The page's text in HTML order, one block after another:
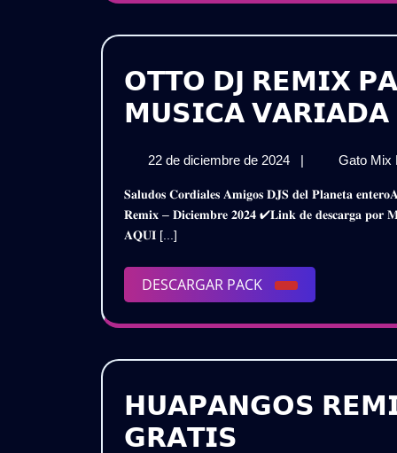
𝗢𝗧𝗧𝗢 𝗗𝗝 𝗥𝗘𝗠𝗜𝗫
𝗠𝗨𝗦𝗜𝗖𝗔 𝗩𝗔𝗥𝗜𝗔𝗗𝗔
22 de diciembre de 2024
22
diciembre
de
| Gato Mix
𝐒𝐚𝐥𝐮𝐝𝐨𝐬 𝐂𝐨𝐫𝐝𝐢𝐚𝐥𝐞𝐬 𝐀𝐦𝐢𝐠𝐨𝐬 𝐃𝐉𝐒 𝐝𝐞𝐥 𝐏𝐥𝐚𝐧𝐞𝐭𝐚 𝐞𝐧𝐭𝐞𝐫𝐨𝐀𝐪𝐮𝐢 𝐥𝐞𝐬 𝐏𝐫𝐞𝐬𝐞𝐧𝐭𝐨 𝐞𝐬𝐭𝐞 𝐌𝐞𝐠𝐚 𝐏𝐚𝐜𝐤 𝐌𝐮𝐬𝐢𝐜𝐚𝐥 𝐕𝐚𝐫𝐢𝐚𝐝𝐨𝐎𝐭𝐭𝐨 𝐃𝐣
𝐑𝐞𝐦𝐢𝐱 – 𝐃𝐢𝐜𝐢𝐞𝐦𝐛𝐫𝐞 𝟐𝟎𝟐𝟒 ✔𝐋𝐢𝐧𝐤 𝐝𝐞 𝐝𝐞𝐬𝐜𝐚𝐫𝐠𝐚
𝐀𝐐𝐔𝐈 [...]
DESCARGAR PACK
DESCARGAR
PACK
𝗛𝗨𝗔𝗣𝗔𝗡𝗚𝗢𝗦
𝗚𝗥𝗔𝗧𝗜𝗦